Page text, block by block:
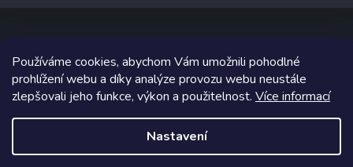
Používáme cookies, abychom Vám umožnili pohodlné
prohlížení webu a díky analýze provozu webu neustále
zlepšovali jeho funkce, výkon a použitelnost. Více informací
Nastavení
Copyright 2026Canalogy.cz. Všechna práva vyhrazena.
Grafický návrh vytvořil a na Shoptet implementoval Tomáš Hlad
Shoptetak.cz.